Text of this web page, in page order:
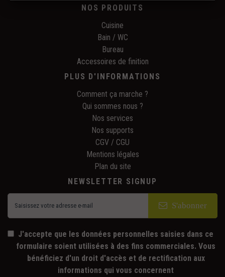
NEWSLETTER SIGNUP
S'abonner
J'accepte que les données personnelles saisies dans ce
formulaire soient utilisées à des fins commerciales. Vous
bénéficiez d'un droit d'accès et de rectification aux
informations qui vous concernent
NOS PRODUITS
Cuisine
Bain / WC
Bureau
Accessoires de finition
PLUS D'INFORMATIONS
Comment ça marche ?
Qui sommes nous ?
Nos services
Nos supports
CGV / CGU
Mentions légales
Plan du site